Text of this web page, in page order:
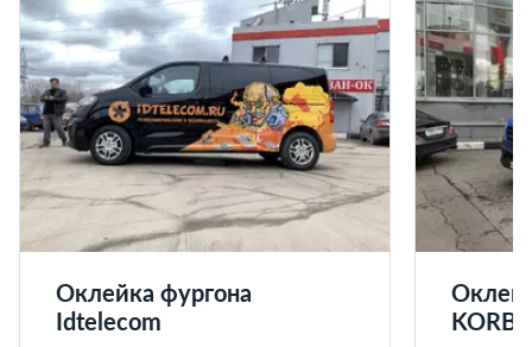
Оклейка фургона
Idtelecom
KORB